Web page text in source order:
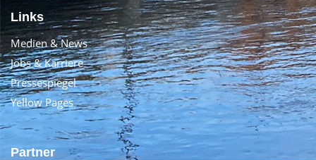
Links
Medien & News
Jobs & Karriere
Pressespiegel
Yellow Pages
Partner